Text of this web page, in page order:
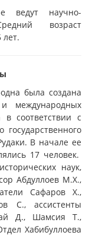
ведут научно-
возраст
лет.
была создана
международных
соответствии с
В начале ее
17 человек.
наук,
Абдуллоев М.Х.,
Сафаров Х.,
С., ассистенты
Д., Шамсия Т.,
Хабибуллоева